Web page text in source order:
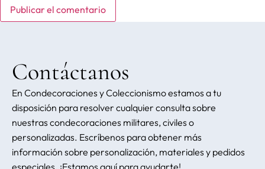
Contáctanos
En Condecoraciones y Coleccionismo estamos a tu
disposición para resolver cualquier consulta sobre
nuestras condecoraciones militares, civiles o
personalizadas. Escríbenos para obtener más
información sobre personalización, materiales y pedidos